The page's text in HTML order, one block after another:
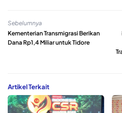
Sebelumnya
Kementerian Transmigrasi Berikan
Dana Rp1,4 Miliar untuk Tidore
Artikel Terkait